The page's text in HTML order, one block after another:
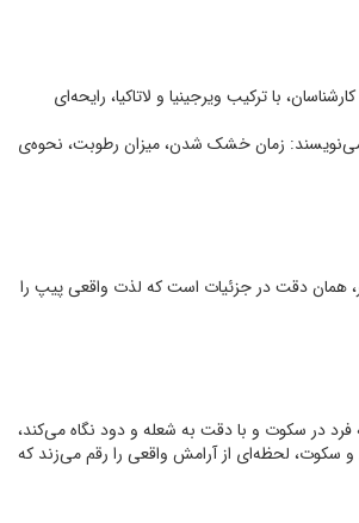
با ترکیب ویرجینیا و لاتاکیا، رایحه‌ای
می‌نویسند: زمان خشک شدن، میزان رطوبت، نحوه‌ی
همان دقت در جزئیات است که لذت واقعی پیپ را
فرد در سکوت و با دقت به شعله و دود نگاه می‌کند،
سکوت، لحظه‌ای از آرامش واقعی را رقم می‌زند که